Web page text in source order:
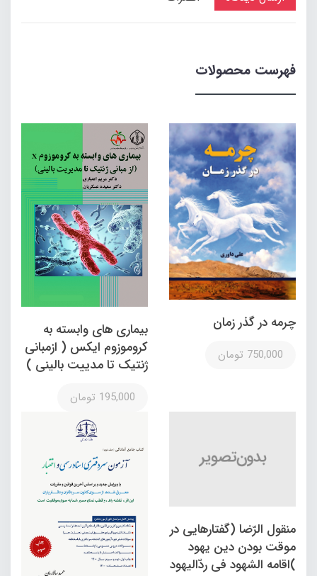
فهرست محصولات
چرمه در گذر زمان
750,000 تومان
بیماری های وابسته به
کروموزوم ایکس ( ازمبانی
ژنتیک تا مدییت بالینی )
195,000 تومان
منقول الرّضا (گفتارهایی در
موقت بودن دین یهود
)اقامه الشهود فی ردّالیهود